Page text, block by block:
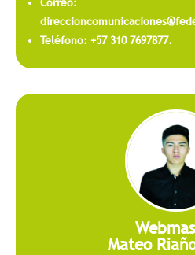
Teléfono: +57 310 7697877.
Mateo